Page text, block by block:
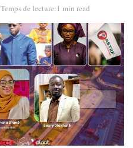
Temps de lecture:1 min read